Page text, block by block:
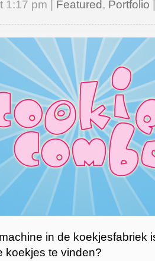
1:17 pm | Featured , Portfolio
in de koekjesfabriek
koekjes te vinden?